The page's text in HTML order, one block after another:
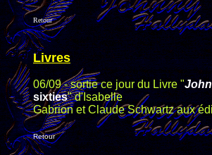
Retour
Livres
06/09 - sortie ce jour du Livre "
sixties" d'Isabelle
Gabrion et Claude Schwartz aux
Retour